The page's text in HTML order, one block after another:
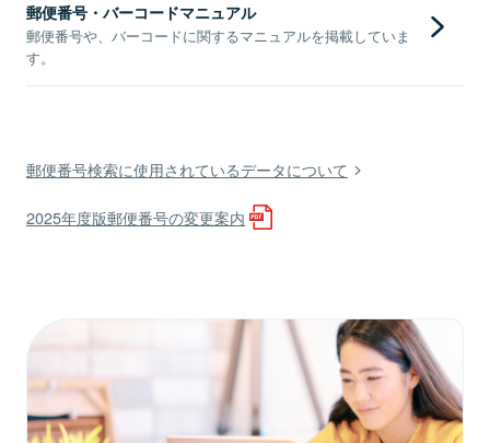
郵便番号・バーコードマニュアル
郵便番号や、バーコードに関するマニュアルを掲載していま
す。
郵便番号検索に使用されているデータについて
2025年度版郵便番号の変更案内